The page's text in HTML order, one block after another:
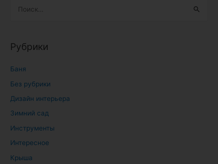
т
:
Рубрики
Баня
Без рубрики
Дизайн интерьера
Зимний сад
Инструменты
Интересное
Крыша